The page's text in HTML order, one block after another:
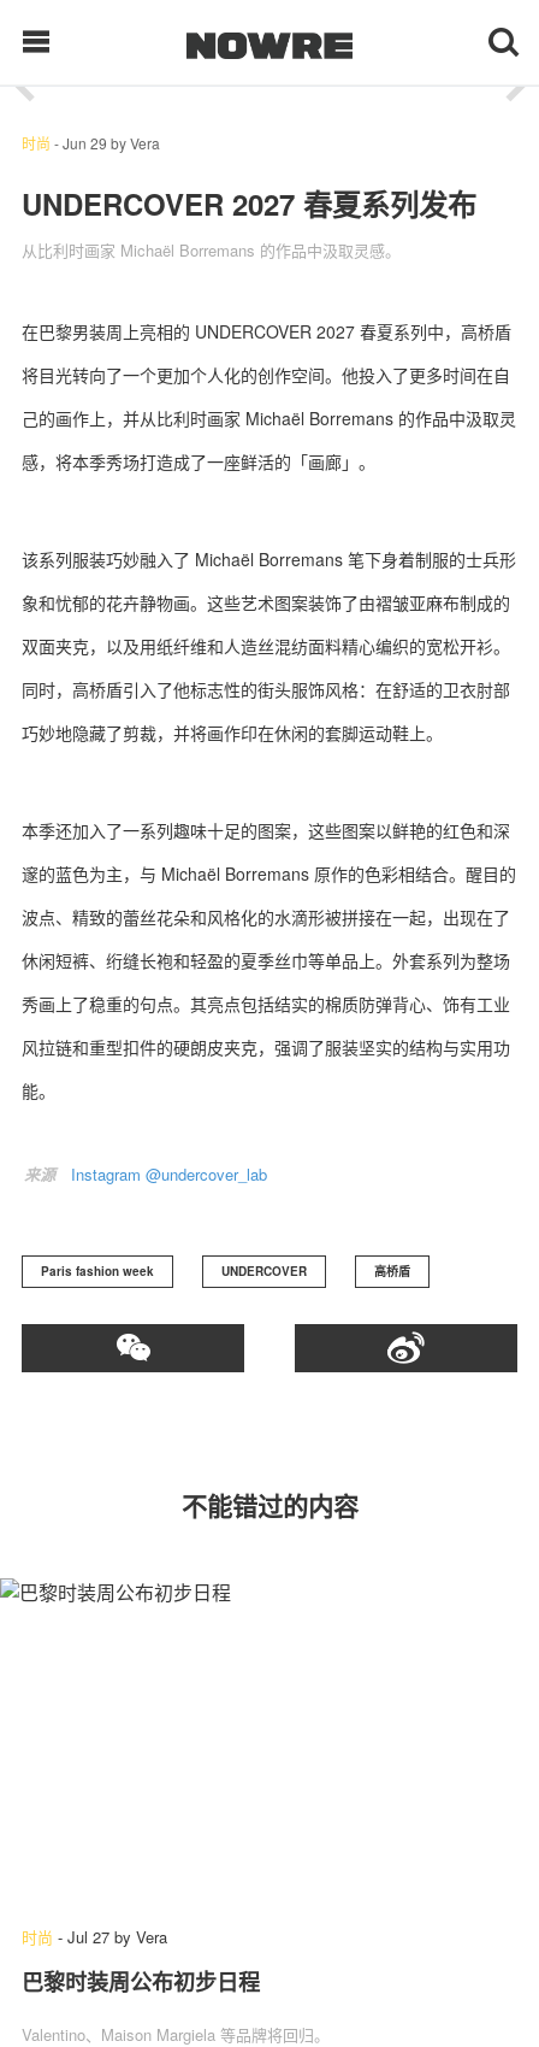
现客视点
球 鞋
生 活
/ 44
时尚 -Jun 29 byVera
UNDERCOVER 2027 春夏系列发布
从比利时画家 Michaël Borremans 的作品中汲取灵感。
在巴黎男装周上亮相的 UNDERCOVER 2027 春夏系列中，高桥盾
将目光转向了一个更加个人化的创作空间。他投入了更多时间在自
己的画作上，并从比利时画家 Michaël Borremans 的作品中汲取灵
感，将本季秀场打造成了一座鲜活的「画廊」‌。
该系列服装巧妙融入了 Michaël Borremans 笔下身着制服的士兵形
象和忧郁的花卉静物画。这些艺术图案装饰了由褶皱亚麻布制成的
双面夹克，以及用纸纤维和人造丝混纺面料精心编织的宽松开衫。
同时，高桥盾引入了他标志性的街头服饰风格：在舒适的卫衣肘部
巧妙地隐藏了剪裁，并将画作印在休闲的套脚运动鞋上。
本季还加入了一系列趣味十足的图案，这些图案以鲜艳的红色和深
邃的蓝色为主，与 Michaël Borremans 原作的色彩相结合。醒目的
波点、精致的蕾丝花朵和风格化的水滴形被拼接在一起，出现在了
休闲短裤、绗缝长袍和轻盈的夏季丝巾等单品上。外套系列为整场
秀画上了稳重的句点。其亮点包括结实的棉质防弹背心、饰有工业
风拉链和重型扣件的硬朗皮夹克，强调了服装坚实的结构与实用功
能。
来源 Instagram @undercover_lab
Paris fashion week UNDERCOVER 高桥盾
不能错过的内容
时尚 - Jul 27 by Vera
巴黎时装周公布初步日程
Valentino、Maison Margiela 等品牌将回归。